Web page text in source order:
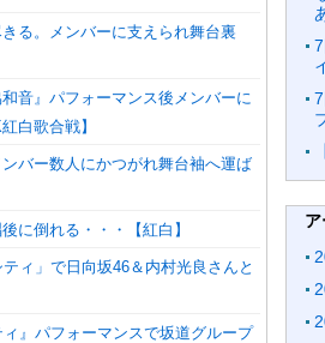
る。メンバーに支えられ舞台裏
音』パフォーマンス後メンバーに
白歌合戦】
バー数人にかつがれ舞台袖へ運ば
に倒れる・・・【紅白】
ィ」で日向坂46＆内村光良さんと
』パフォーマンスで坂道グループ